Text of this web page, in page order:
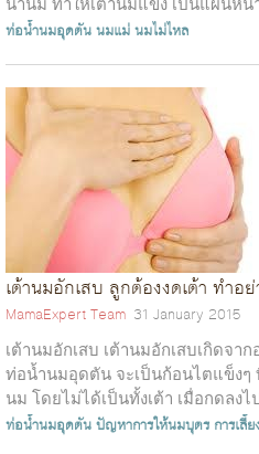
พบก้อนแข็...
ท่อน้ำนมอุดตันนมแม่นมไม่ไหล
เต้านมอักเสบ ลูกต้องงดเต้า ทำอ
MamaExpert Team 31 January 2015
เต้านมอักเสบ เต้านมอักเสบเกิดจา
ท่อน้ำนมอุดตัน จะเป็นก้อนไตแข็งๆ
นม โดยไม่ได้เป็นทั้งเต้า เมื่อกดลง
ไม่มี...
ท่อน้ำนมอุดตันปัญหาการให้นมบุตร การเลี้